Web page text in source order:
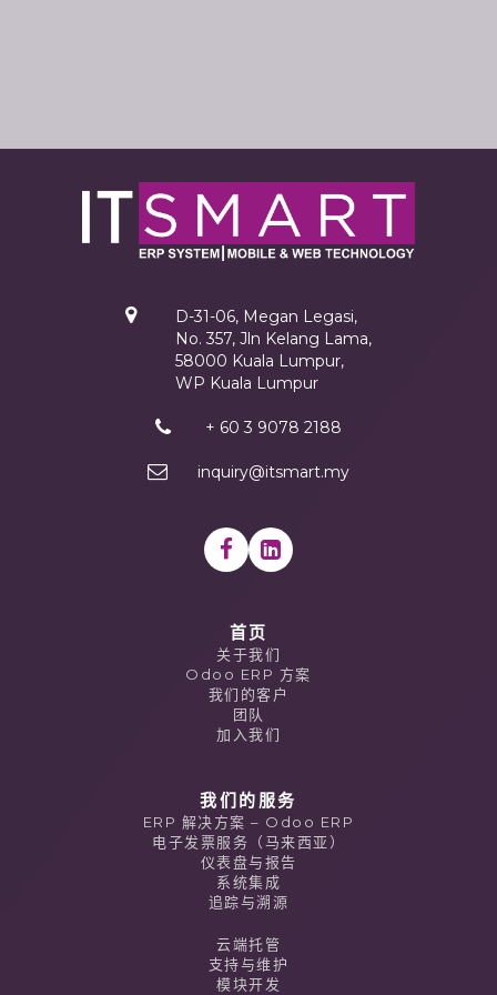
D-31-06, Megan Legasi,
No. 357, Jln Kelang Lama,
58000 Kuala Lumpur,
WP Kuala Lumpur
+ 60 3 9078 2188
inquiry@itsmart.my
首页
关于我们
Odoo ERP 方案
我们的客户
团队
加入我们
我们的服务
ERP 解决方案 – Odoo ERP
电子发票服务（马来西亚）
仪表盘与报告
系统集成
追踪与溯源
云端托管
支持与维护
模块开发